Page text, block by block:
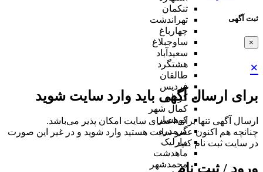
ثبت آگهی
×
×
برای ارسال آگهی باید وارد سایت شوید
ارسال آگهی تنها برای اعضای سایت امکان پذیر می‌باشد.
چنانچه هم‌ اکنون عضو سایت هستید وارد شوید و در غیر این صورت
در سایت ثبت نام کنید
ورود / ثبت نام
تنکمان
تهراندشت
چهارباغ
ساوجبلاغ
سعیدآباد
هشتگرد
طالقان
فردیس
کردان
کمال شهر
کوهسار
گرمدره
مارلیک
ماهدشت
محمدشهر